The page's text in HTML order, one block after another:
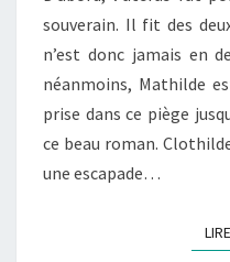
souverain. Il fit des
n’est donc jamais en
néanmoins, Mathilde
prise dans ce piège
ce beau roman.
une escapade…